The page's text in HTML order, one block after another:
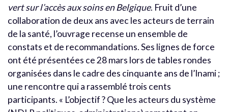
vert sur l’accès aux soins en Belgique. Fruit d’une
collaboration de deux ans avec les acteurs de terrain
de la santé, l’ouvrage recense un ensemble de
constats et de recommandations. Ses lignes de force
ont été présentées ce 28 mars lors de tables rondes
organisées dans le cadre des cinquante ans de l’Inami ;
une rencontre qui a rassemblé trois cents
participants. « L’objectif ? Que les acteurs du système